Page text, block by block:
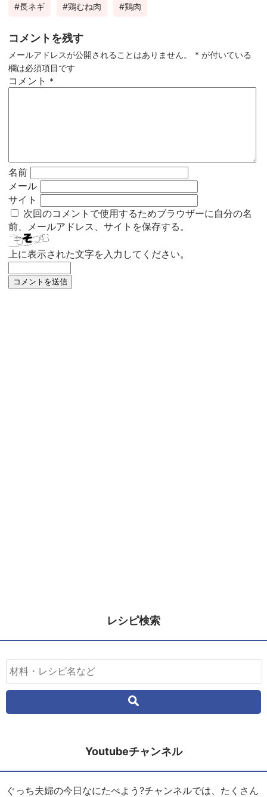
長ネギ 鶏むね肉 鶏肉
コメントを残す
メールアドレスが公開されることはありません。 * が付いている
欄は必須項目です
コメント *
名前
メール
サイト
次回のコメントで使用するためブラウザーに自分の名
前、メールアドレス、サイトを保存する。
上に表示された文字を入力してください。
レシピ検索
Youtubeチャンネル
ぐっち夫婦の今日なにたべよう?チャンネルでは、たくさん